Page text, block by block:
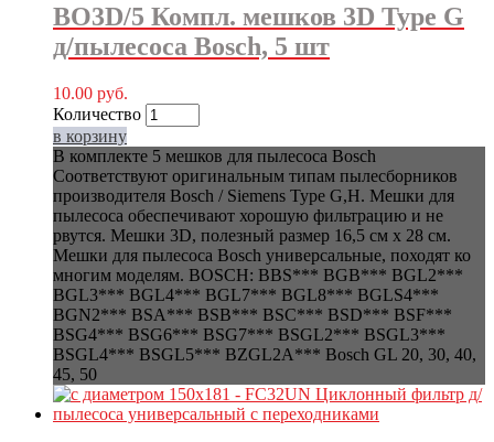
BO3D/5 Компл. мешков 3D Type G
д/пылесоса Bosch, 5 шт
10.00 руб.
Количество
в корзину
В комплекте 5 мешков для пылесоса Bosch
Соответствуют оригинальным типам пылесборников
производителя Bosch / Siemens Type G,H. Мешки для
пылесоса обеспечивают хорошую фильтрацию и не
рвутся. Мешки 3D, полезный размер 16,5 см х 28 см.
Мешки для пылесоса Bosch универсальные, походят ко
многим моделям. BOSCH: BBS*** BGB*** BGL2***
BGL3*** BGL4*** BGL7*** BGL8*** BGLS4***
BGN2*** BSA*** BSB*** BSC*** BSD*** BSF***
BSG4*** BSG6*** BSG7*** BSGL2*** BSGL3***
BSGL4*** BSGL5*** BZGL2A*** Bosch GL 20, 30, 40,
45, 50